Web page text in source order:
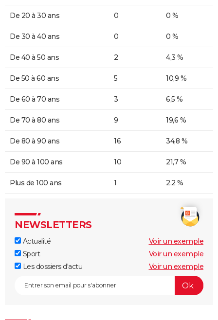
De 20 à 30 ans 0 0 %
De 30 à 40 ans 0 0 %
De 40 à 50 ans 2 4,3 %
De 50 à 60 ans 5 10,9 %
De 60 à 70 ans 3 6,5 %
De 70 à 80 ans 9 19,6 %
De 80 à 90 ans 16 34,8 %
De 90 à 100 ans 10 21,7 %
Plus de 100 ans 1 2,2 %
NEWSLETTERS
Actualité
Voir un exemple
Sport
Voir un exemple
Les dossiers d'actu
Voir un exemple